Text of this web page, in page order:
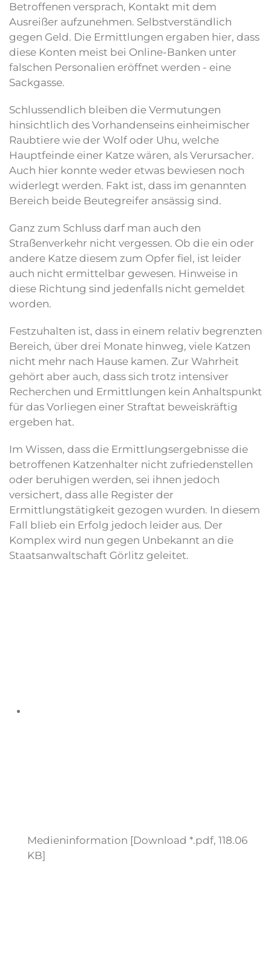
Betroffenen versprach, Kontakt mit dem
Ausreißer aufzunehmen. Selbstverständlich
gegen Geld. Die Ermittlungen ergaben hier, dass
diese Konten meist bei Online-Banken unter
falschen Personalien eröffnet werden - eine
Sackgasse.
Schlussendlich bleiben die Vermutungen
hinsichtlich des Vorhandenseins einheimischer
Raubtiere wie der Wolf oder Uhu, welche
Hauptfeinde einer Katze wären, als Verursacher.
Auch hier konnte weder etwas bewiesen noch
widerlegt werden. Fakt ist, dass im genannten
Bereich beide Beutegreifer ansässig sind.
Ganz zum Schluss darf man auch den
Straßenverkehr nicht vergessen. Ob die ein oder
andere Katze diesem zum Opfer fiel, ist leider
auch nicht ermittelbar gewesen. Hinweise in
diese Richtung sind jedenfalls nicht gemeldet
worden.
Festzuhalten ist, dass in einem relativ begrenzten
Bereich, über drei Monate hinweg, viele Katzen
nicht mehr nach Hause kamen. Zur Wahrheit
gehört aber auch, dass sich trotz intensiver
Recherchen und Ermittlungen kein Anhaltspunkt
für das Vorliegen einer Straftat beweiskräftig
ergeben hat.
Im Wissen, dass die Ermittlungsergebnisse die
betroffenen Katzenhalter nicht zufriedenstellen
oder beruhigen werden, sei ihnen jedoch
versichert, dass alle Register der
Ermittlungstätigkeit gezogen wurden. In diesem
Fall blieb ein Erfolg jedoch leider aus. Der
Komplex wird nun gegen Unbekannt an die
Staatsanwaltschaft Görlitz geleitet.
Medieninformation [Download *.pdf, 118.06
KB]